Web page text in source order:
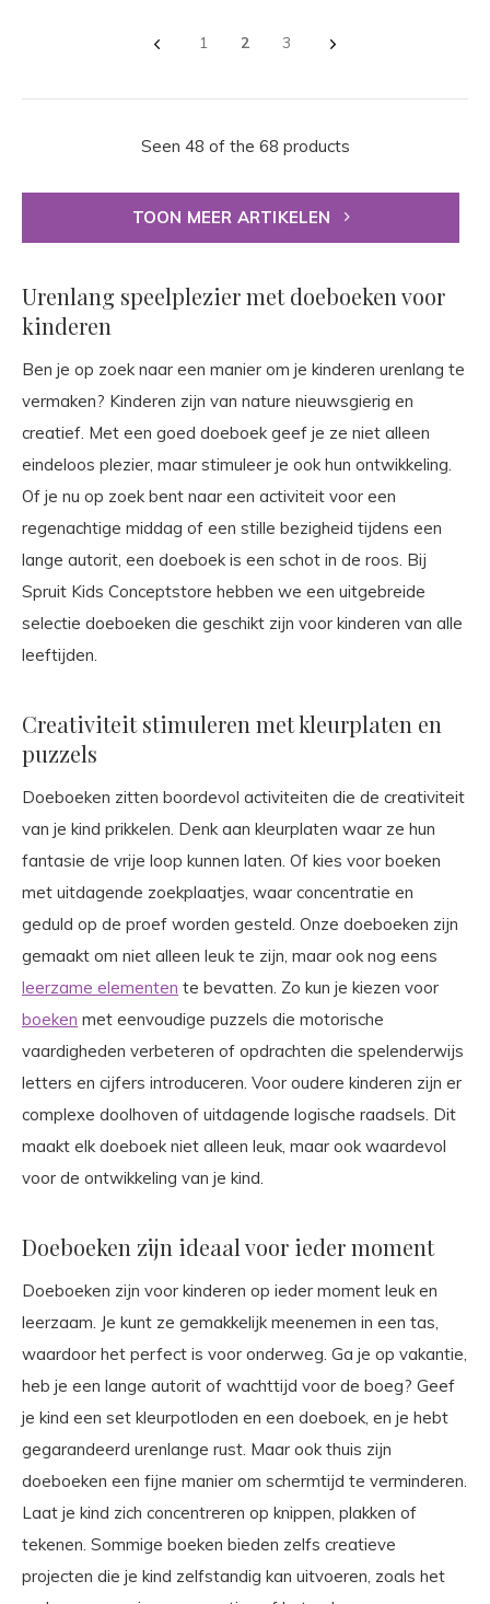
1 2 3
Seen 48 of the 68 products
TOON MEER ARTIKELEN
Urenlang speelplezier met doeboeken voor
kinderen
Ben je op zoek naar een manier om je kinderen urenlang te
vermaken? Kinderen zijn van nature nieuwsgierig en
creatief. Met een goed doeboek geef je ze niet alleen
eindeloos plezier, maar stimuleer je ook hun ontwikkeling.
Of je nu op zoek bent naar een activiteit voor een
regenachtige middag of een stille bezigheid tijdens een
lange autorit, een doeboek is een schot in de roos. Bij
Spruit Kids Conceptstore hebben we een uitgebreide
selectie doeboeken die geschikt zijn voor kinderen van alle
leeftijden.
Creativiteit stimuleren met kleurplaten en
puzzels
Doeboeken zitten boordevol activiteiten die de creativiteit
van je kind prikkelen. Denk aan kleurplaten waar ze hun
fantasie de vrije loop kunnen laten. Of kies voor boeken
met uitdagende zoekplaatjes, waar concentratie en
geduld op de proef worden gesteld. Onze doeboeken zijn
gemaakt om niet alleen leuk te zijn, maar ook nog eens
leerzame elementen te bevatten. Zo kun je kiezen voor
boeken met eenvoudige puzzels die motorische
vaardigheden verbeteren of opdrachten die spelenderwijs
letters en cijfers introduceren. Voor oudere kinderen zijn er
complexe doolhoven of uitdagende logische raadsels. Dit
maakt elk doeboek niet alleen leuk, maar ook waardevol
voor de ontwikkeling van je kind.
Doeboeken zijn ideaal voor ieder moment
Doeboeken zijn voor kinderen op ieder moment leuk en
leerzaam. Je kunt ze gemakkelijk meenemen in een tas,
waardoor het perfect is voor onderweg. Ga je op vakantie,
heb je een lange autorit of wachttijd voor de boeg? Geef
je kind een set kleurpotloden en een doeboek, en je hebt
gegarandeerd urenlange rust. Maar ook thuis zijn
doeboeken een fijne manier om schermtijd te verminderen.
Laat je kind zich concentreren op knippen, plakken of
tekenen. Sommige boeken bieden zelfs creatieve
projecten die je kind zelfstandig kan uitvoeren, zoals het